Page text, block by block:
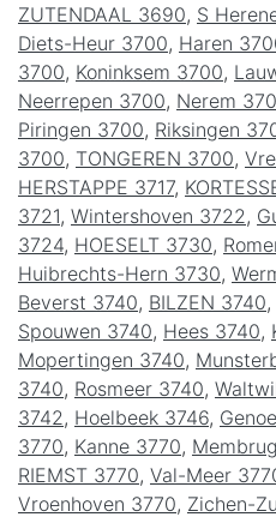
ZUTENDAAL 3690, S
Diets-Heur 3700, Haren
3700, Koninksem 3700,
Neerrepen 3700, Nerem
Piringen 3700, Riksingen
3700, TONGEREN 3700,
HERSTAPPE 3717,
3721, Wintershoven 3722 ,
3724, HOESELT 3730,
Huibrechts-Hern 3730,
Beverst 3740, BILZEN 3740,
Spouwen 3740, Hees 3740,
Mopertingen 3740,
3740, Rosmeer 3740,
3742 , Hoelbeek 3746,
3770, Kanne 3770,
RIEMST 3770, Val-Meer
Vroenhoven 3770, Zichen-